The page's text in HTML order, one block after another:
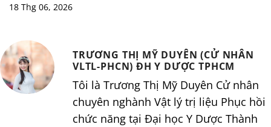
18 Thg 06, 2026
TRƯƠNG THỊ MỸ DUYÊN (CỬ NHÂN
VLTL-PHCN) ĐH Y DƯỢC TPHCM
Tôi là Trương Thị Mỹ Duyên Cử nhân
chuyên nghành Vật lý trị liệu Phục hồi
chức năng tại Đại học Y Dược Thành